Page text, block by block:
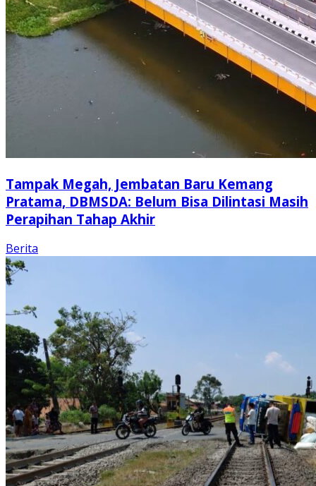
Tampak Megah, Jembatan Baru Kemang
Pratama, DBMSDA: Belum Bisa Dilintasi Masih
Perapihan Tahap Akhir
Berita